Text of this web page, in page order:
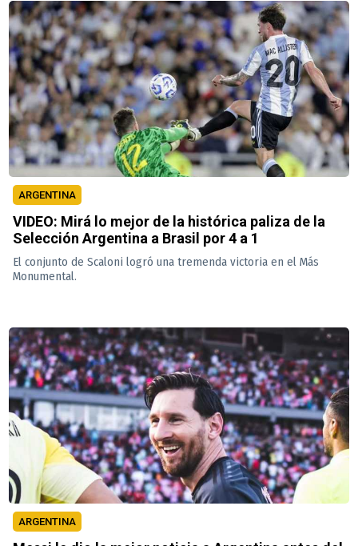
ARGENTINA
VIDEO: Mirá lo mejor de la histórica paliza de la
Selección Argentina a Brasil por 4 a 1
El conjunto de Scaloni logró una tremenda victoria en el Más
Monumental.
ARGENTINA